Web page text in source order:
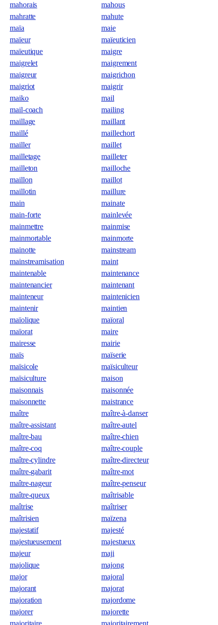
mahorais
mahous
mahratte
mahute
maïa
maie
maïeur
maïeuticien
maïeutique
maigre
maigrelet
maigrement
maigreur
maigrichon
maigriot
maigrir
maiko
mail
mail-coach
mailing
maillage
maillant
maillé
maillechort
mailler
maillet
mailletage
mailleter
mailleton
mailloche
maillon
maillot
maillotin
maillure
main
mainate
main-forte
mainlevée
mainmettre
mainmise
mainmortable
mainmorte
mainotte
mainstream
mainstreamisation
maint
maintenable
maintenance
maintenancier
maintenant
mainteneur
maintenicien
maintenir
maintien
maïolique
maïoral
maïorat
maire
mairesse
mairie
maïs
maïserie
maïsicole
maïsiculteur
maïsiculture
maison
maisonnais
maisonnée
maisonnette
maistrance
maître
maître-à-danser
maître-assistant
maître-autel
maître-bau
maître-chien
maître-coq
maître-couple
maître-cylindre
maître-directeur
maître-gabarit
maître-mot
maître-nageur
maître-penseur
maître-queux
maîtrisable
maîtrise
maîtriser
maîtrisien
maïzena
majestatif
majesté
majestueusement
majestueux
majeur
maji
majolique
majong
major
majoral
majorant
majorat
majoration
majordome
majorer
majorette
majoritaire
majoritairement